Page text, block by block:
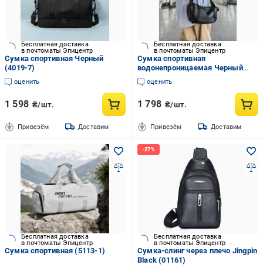
Бесплатная доставка
в почтоматы Эпицентр
Сумка спортивная Черный
(4019-7)
оценить
1 598 ₴/шт.
Привезём Доставим
Бесплатная доставка
в почтоматы Эпицентр
Сумка спортивная
водонепроницаемая Черный
(5117-2)
оценить
1 798 ₴/шт.
Привезём Доставим
Бесплатная доставка
в почтоматы Эпицентр
Сумка спортивная (5113-1)
Бесплатная доставка
в почтоматы Эпицентр
Сумка-слинг через плечо Jingpin
Black (01161)